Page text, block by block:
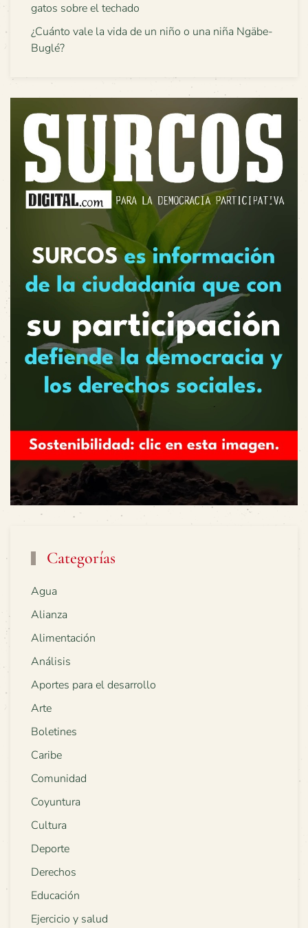
gatos sobre el techado
¿Cuánto vale la vida de un niño o una niña Ngäbe-
Buglé?
Categorías
Agua
Alianza
Alimentación
Análisis
Aportes para el desarrollo
Arte
Boletines
Caribe
Comunidad
Coyuntura
Cultura
Deporte
Derechos
Educación
Ejercicio y salud